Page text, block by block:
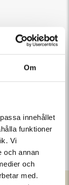
Om
innehållet
funktioner
Vi
och annan
och
med.